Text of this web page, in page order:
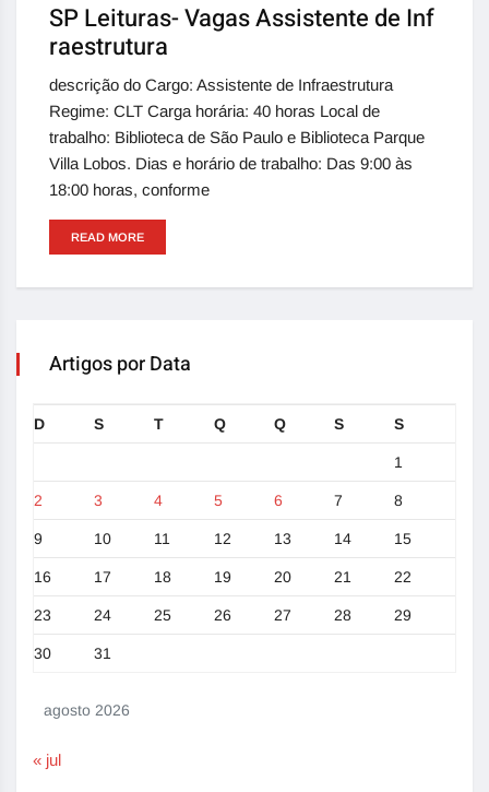
SP Leituras- Vagas Assistente de Inf
raestrutura
descrição do Cargo: Assistente de Infraestrutura
Regime: CLT Carga horária: 40 horas Local de
trabalho: Biblioteca de São Paulo e Biblioteca Parque
Villa Lobos. Dias e horário de trabalho: Das 9:00 às
18:00 horas, conforme
READ MORE
Artigos por Data
agosto 2026
D S T Q Q S S
1
2 3 4 5 6 7 8
9 10 11 12 13 14 15
16 17 18 19 20 21 22
23 24 25 26 27 28 29
30 31
« jul